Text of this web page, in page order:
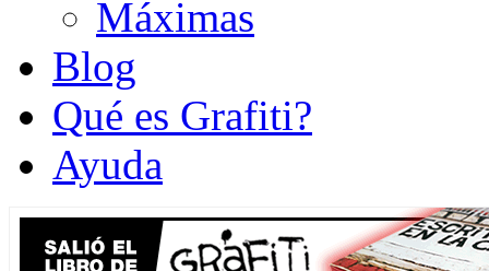
Máximas
Blog
Qué es Grafiti?
Ayuda